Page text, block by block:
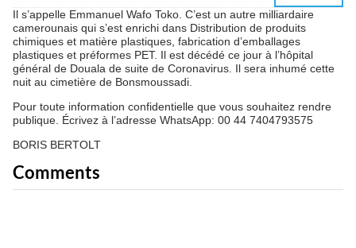
Il s’appelle Emmanuel Wafo Toko. C’est un autre milliardaire
camerounais qui s’est enrichi dans Distribution de produits
chimiques et matière plastiques, fabrication d’emballages
plastiques et préformes PET. Il est décédé ce jour à l’hôpital
général de Douala de suite de Coronavirus. Il sera inhumé cette
nuit au cimetière de Bonsmoussadi.
Pour toute information confidentielle que vous souhaitez rendre
publique. Écrivez à l’adresse WhatsApp: 00 44 7404793575
BORIS BERTOLT
Comments